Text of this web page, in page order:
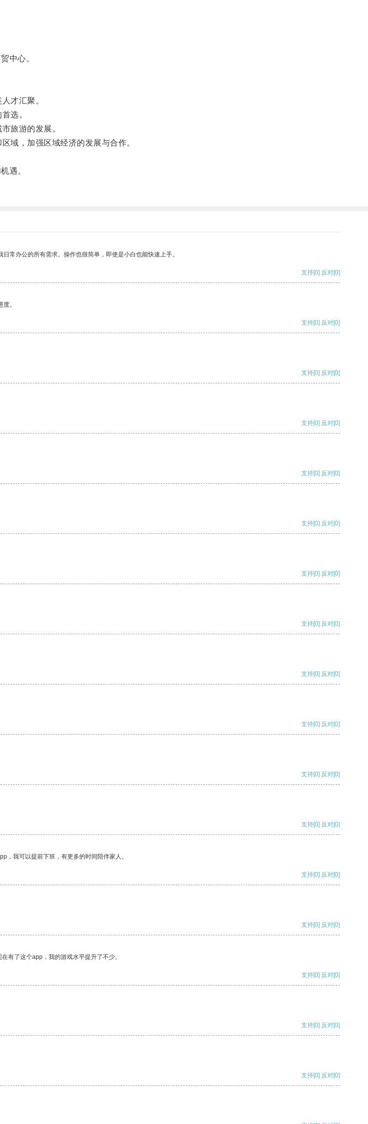
中心。
才汇聚。
选。
旅游的发展。
，加强区域经济的发展与合作。
遇。
常办公的所有需求。操作也很简单，即使是小白也能快速上手。
支持[0] 反对[0]
。
支持[0] 反对[0]
支持[0] 反对[0]
支持[0] 反对[0]
支持[0] 反对[0]
支持[0] 反对[0]
支持[0] 反对[0]
支持[0] 反对[0]
支持[0] 反对[0]
支持[0] 反对[0]
支持[0] 反对[0]
支持[0] 反对[0]
，我可以提前下班，有更多的时间陪伴家人。
支持[0] 反对[0]
支持[0] 反对[0]
有了这个app，我的游戏水平提升了不少。
支持[0] 反对[0]
支持[0] 反对[0]
支持[0] 反对[0]